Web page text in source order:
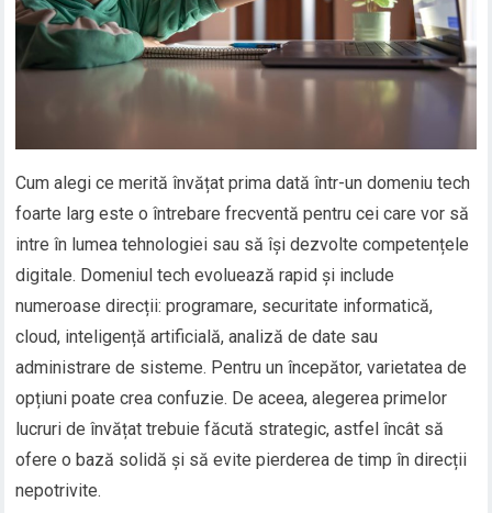
Cum alegi ce merită învățat prima dată într-un domeniu tech
foarte larg este o întrebare frecventă pentru cei care vor să
intre în lumea tehnologiei sau să își dezvolte competențele
digitale. Domeniul tech evoluează rapid și include
numeroase direcții: programare, securitate informatică,
cloud, inteligență artificială, analiză de date sau
administrare de sisteme. Pentru un începător, varietatea de
opțiuni poate crea confuzie. De aceea, alegerea primelor
lucruri de învățat trebuie făcută strategic, astfel încât să
ofere o bază solidă și să evite pierderea de timp în direcții
nepotrivite.